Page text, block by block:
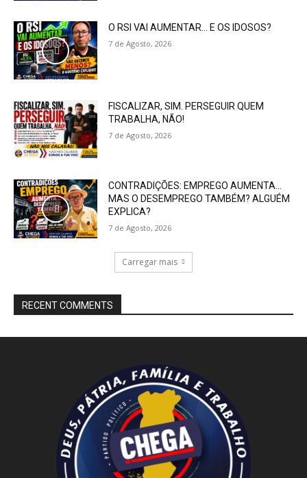
O RSI VAI AUMENTAR… E OS IDOSOS?
7 de Agosto, 2026
FISCALIZAR, SIM. PERSEGUIR QUEM
TRABALHA, NÃO!
7 de Agosto, 2026
CONTRADIÇÕES: EMPREGO AUMENTA…
MAS O DESEMPREGO TAMBÉM? ALGUÉM
EXPLICA?
7 de Agosto, 2026
Carregar mais
RECENT COMMENTS